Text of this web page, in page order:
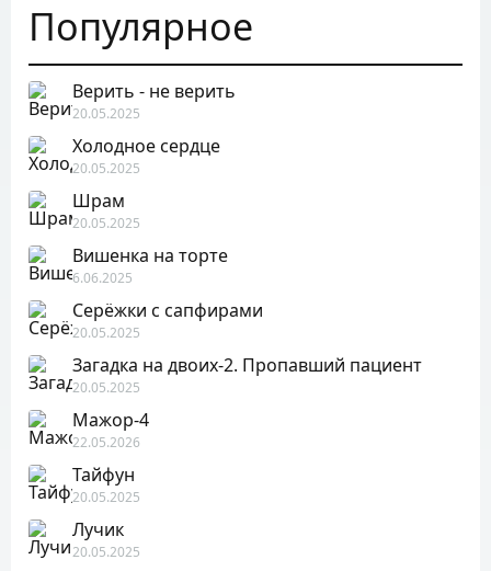
Популярное
Верить - не верить
20.05.2025
Холодное сердце
20.05.2025
Шрам
20.05.2025
Вишенка на торте
6.06.2025
Серёжки с сапфирами
20.05.2025
Загадка на двоих-2. Пропавший пациент
20.05.2025
Мажор-4
22.05.2026
Тайфун
20.05.2025
Лучик
20.05.2025